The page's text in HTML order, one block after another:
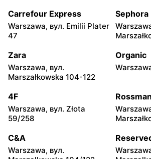
7g
11a
Dino
Warszawska 55A
Dino
Dino
22 A
Dino
Dino
100a
Dino
Dino Dino
Carrefour Express
Warszawa, вул. Emilii Plater
47
Sephora
Zara
Warszawa, вул.
Marszałkowska 104-122
Organic
4F
Warszawa, вул. Złota
59/258
C&A
Warszawa, вул.